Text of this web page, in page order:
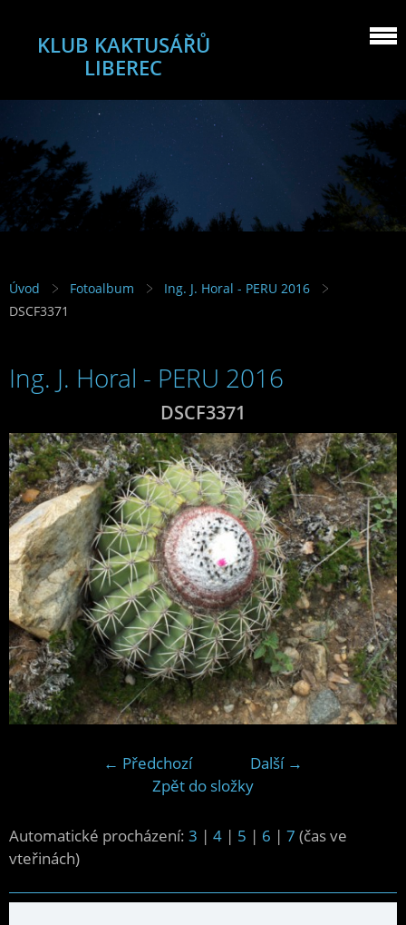
KLUB KAKTUSÁŘŮ
LIBEREC
Úvod Fotoalbum
Ing. J. Horal - PERU 2016
DSCF3371
Ing. J. Horal - PERU 2016
DSCF3371
← Předchozí
Další →
Zpět do složky
Automatické procházení: 3 | 4 | 5 | 6 | 7 (čas ve
vteřinách)